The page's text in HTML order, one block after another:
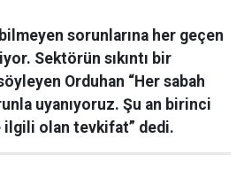
sorunlarına her geçen
Sektörün sıkıntı bir
Orduhan “Her sabah
uyanıyoruz. Şu an birinci
olan tevkifat” dedi.